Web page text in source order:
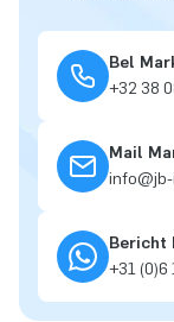
Bel
+32 38
Mail
Bericht
+31 (0)6